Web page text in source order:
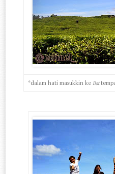
*dalam hati masukkin ke list